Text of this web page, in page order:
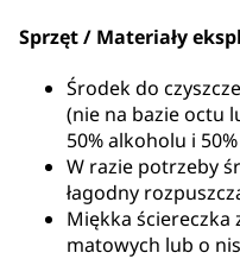
Sprzęt / Materiały
Środek do
(nie na bazie octu
50% alkoholu i
W razie potrzeby
łagodny
Miękka
matowych lub o